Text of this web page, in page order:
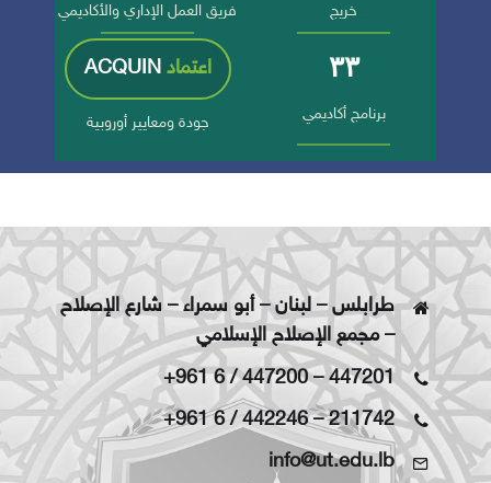
خريج فريق العمل الإداري والأكاديمي
٣٣
برنامج أكاديمي
اعتمادACQUIN
جودة ومعايير أوروبية
طرابلس – لبنان – أبو سمراء – شارع الإصلاح
– مجمع الإصلاح الإسلامي
+961 6 / 447200–447201
+961 6 / 442246–211742
info@ut.edu.lb